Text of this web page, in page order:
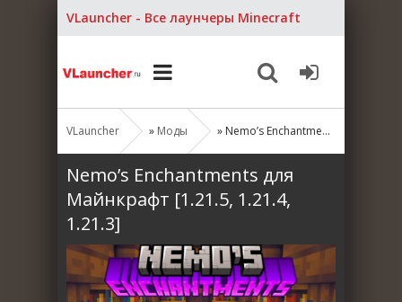
VLauncher - Все лаунчеры Minecraft
VLauncher » Моды » Nemo’s Enchantments для Майнкрафт [1.21.5, 1.21.4, 1.21.3]
Nemo’s Enchantments для
Майнкрафт [1.21.5, 1.21.4,
1.21.3]